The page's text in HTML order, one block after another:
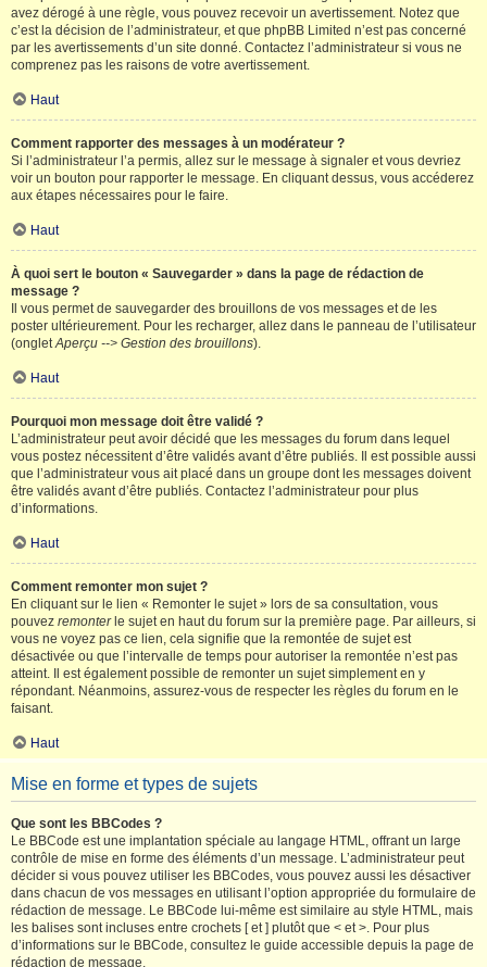
avez dérogé à une règle, vous pouvez recevoir un avertissement. Notez que
c’est la décision de l’administrateur, et que phpBB Limited n’est pas concerné
par les avertissements d’un site donné. Contactez l’administrateur si vous ne
comprenez pas les raisons de votre avertissement.
Haut
Comment rapporter des messages à un modérateur ?
Si l’administrateur l’a permis, allez sur le message à signaler et vous devriez
voir un bouton pour rapporter le message. En cliquant dessus, vous accéderez
aux étapes nécessaires pour le faire.
Haut
À quoi sert le bouton « Sauvegarder » dans la page de rédaction de
message ?
Il vous permet de sauvegarder des brouillons de vos messages et de les
poster ultérieurement. Pour les recharger, allez dans le panneau de l’utilisateur
(ongletAperçu --> Gestion des brouillons).
Haut
Pourquoi mon message doit être validé ?
L’administrateur peut avoir décidé que les messages du forum dans lequel
vous postez nécessitent d’être validés avant d’être publiés. Il est possible aussi
que l’administrateur vous ait placé dans un groupe dont les messages doivent
être validés avant d’être publiés. Contactez l’administrateur pour plus
d’informations.
Haut
Comment remonter mon sujet ?
En cliquant sur le lien « Remonter le sujet » lors de sa consultation, vous
pouvez remonterle sujet en haut du forum sur la première page. Par ailleurs, si
vous ne voyez pas ce lien, cela signifie que la remontée de sujet est
désactivée ou que l’intervalle de temps pour autoriser la remontée n’est pas
atteint. Il est également possible de remonter un sujet simplement en y
répondant. Néanmoins, assurez-vous de respecter les règles du forum en le
faisant.
Haut
Mise en forme et types de sujets
Que sont les BBCodes ?
Le BBCode est une implantation spéciale au langage HTML, offrant un large
contrôle de mise en forme des éléments d’un message. L’administrateur peut
décider si vous pouvez utiliser les BBCodes, vous pouvez aussi les désactiver
dans chacun de vos messages en utilisant l’option appropriée du formulaire de
rédaction de message. Le BBCode lui-même est similaire au style HTML, mais
les balises sont incluses entre crochets [ et ] plutôt que < et >. Pour plus
d’informations sur le BBCode, consultez le guide accessible depuis la page de
rédaction de message.